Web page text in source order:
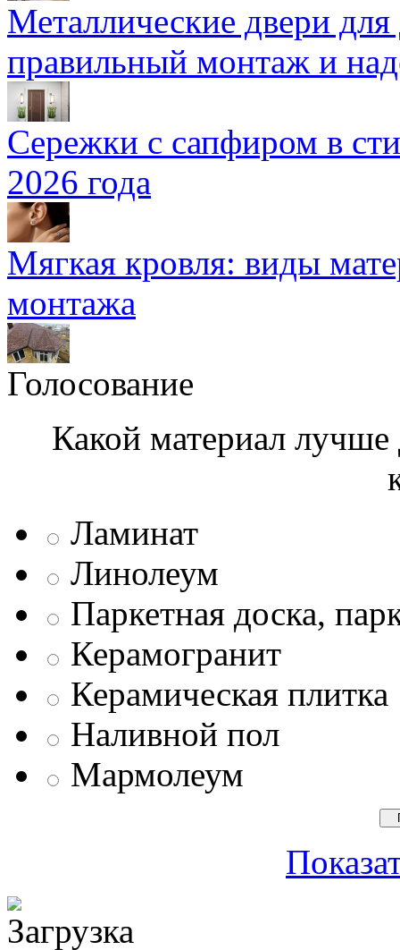
Металлические двери
правильный монтаж и
Сережки с сапфиром в
2026 года
Мягкая кровля: виды
монтажа
Голосование
Какой материал
Ламинат
Линолеум
Паркетная доска,
Керамогранит
Керамическая плитка
Наливной пол
Мармолеум